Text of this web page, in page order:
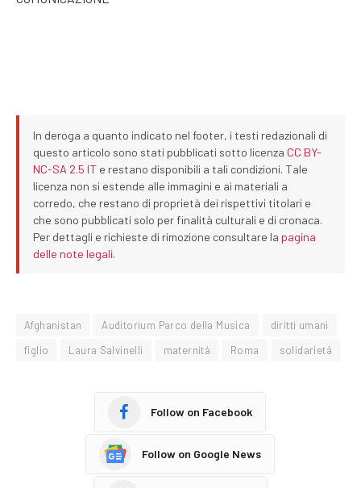
In deroga a quanto indicato nel footer, i testi redazionali di
questo articolo sono stati pubblicati sotto licenza CC BY-
NC-SA 2.5 IT e restano disponibili a tali condizioni. Tale
licenza non si estende alle immagini e ai materiali a
corredo, che restano di proprietà dei rispettivi titolari e
che sono pubblicati solo per finalità culturali e di cronaca.
Per dettagli e richieste di rimozione consultare la pagina
delle note legali.
Afghanistan Auditorium Parco della Musica
diritti umani
figlio
Laura Salvinelli maternità Roma solidarietà
Follow on Facebook
Follow on Google News